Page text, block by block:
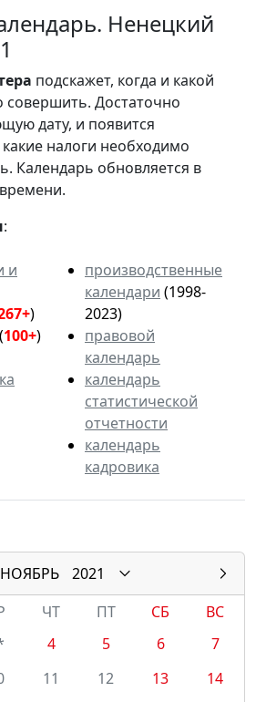
Ненецкий
подскажет, когда и какой
Достаточно
дату, и появится
налоги необходимо
Календарь обновляется в
:
и
)
(100+)
производственные
календари (1998-
2023)
правовой
календарь
календарь
статистической
отчетности
календарь
кадровика
НОЯБРЬ
2021
ЧТ ПТ СБ
ВС
4 5 6
7
11 12 13
14